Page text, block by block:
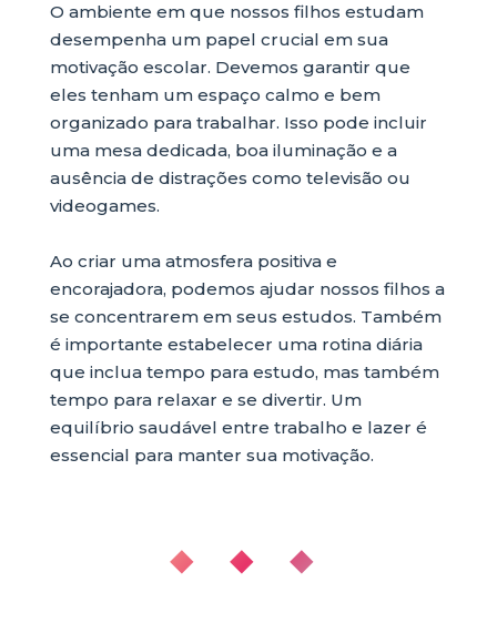
O ambiente em que nossos filhos estudam
desempenha um papel crucial em sua
motivação escolar. Devemos garantir que
eles tenham um espaço calmo e bem
organizado para trabalhar. Isso pode incluir
uma mesa dedicada, boa iluminação e a
ausência de distrações como televisão ou
videogames.
Ao criar uma atmosfera positiva e
encorajadora, podemos ajudar nossos filhos a
se concentrarem em seus estudos. Também
é importante estabelecer uma rotina diária
que inclua tempo para estudo, mas também
tempo para relaxar e se divertir. Um
equilíbrio saudável entre trabalho e lazer é
essencial para manter sua motivação.
◆ ◆ ◆